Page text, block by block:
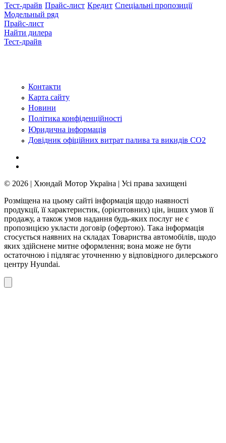
Тест-драйв Прайс-лист Кредит Спеціальні пропозиції
Модельный ряд
Прайс-лист
Найти дилера
Тест-драйв
Контакти
Карта сайту
Новини
Політика конфіденційності
Юридична інформація
Довідник офіційних витрат палива та викидів СО2
© 2026 | Хюндай Мотор Україна | Усі права захищені
Розміщена на цьому сайті інформація щодо наявності
продукції, її характеристик, (орієнтовних) цін, інших умов її
продажу, а також умов надання будь-яких послуг не є
пропозицією укласти договір (офертою). Така інформація
стосується наявних на складах Товариства автомобілів, щодо
яких здійснене митне оформлення; вона може не бути
остаточною і підлягає уточненню у відповідного дилерського
центру Hyundai.